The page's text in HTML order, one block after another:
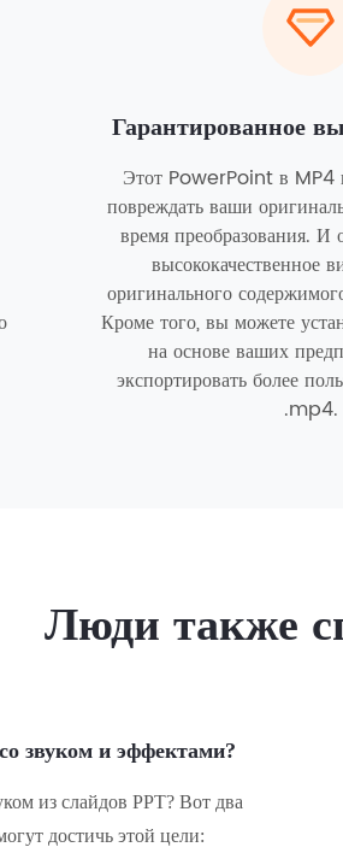
Гарантированное
Этот PowerPoint в MP4
повреждать ваши
время преобразования. И
высококачественное
оригинального
Кроме того, вы можете
на основе ваших
экспортировать более
.mp4.
Люди также
звуком и эффектами?
из слайдов PPT? Вот два
достичь этой цели: